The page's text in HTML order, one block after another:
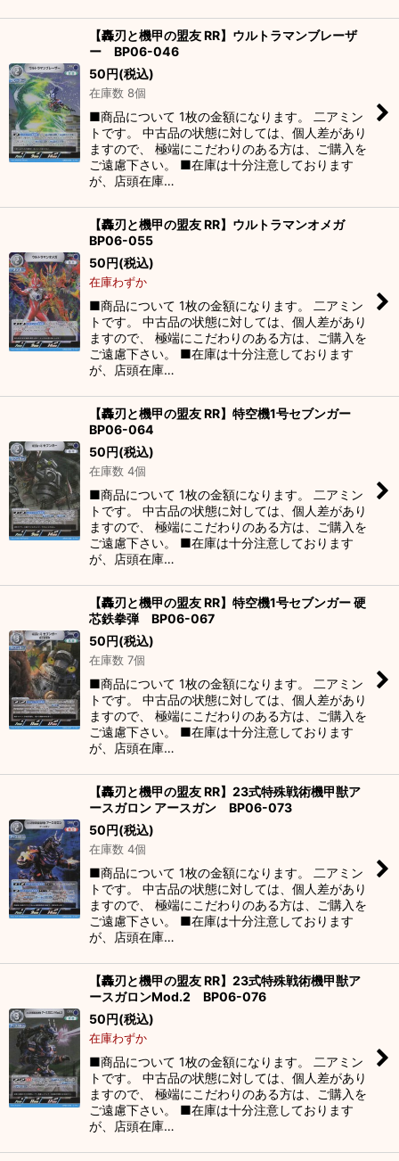
【轟刃と機甲の盟友 RR】ウルトラマンブレーザ
ー BP06-046
50円(税込)
在庫数 8個
■商品について 1枚の金額になります。 二アミン
トです。 中古品の状態に対しては、個人差があり
ますので、 極端にこだわりのある方は、ご購入を
ご遠慮下さい。 ■在庫は十分注意しております
が、店頭在庫…
【轟刃と機甲の盟友 RR】ウルトラマンオメガ
BP06-055
50円(税込)
在庫わずか
■商品について 1枚の金額になります。 二アミン
トです。 中古品の状態に対しては、個人差があり
ますので、 極端にこだわりのある方は、ご購入を
ご遠慮下さい。 ■在庫は十分注意しております
が、店頭在庫…
【轟刃と機甲の盟友 RR】特空機1号セブンガー
BP06-064
50円(税込)
在庫数 4個
■商品について 1枚の金額になります。 二アミン
トです。 中古品の状態に対しては、個人差があり
ますので、 極端にこだわりのある方は、ご購入を
ご遠慮下さい。 ■在庫は十分注意しております
が、店頭在庫…
【轟刃と機甲の盟友 RR】特空機1号セブンガー 硬
芯鉄拳弾 BP06-067
50円(税込)
在庫数 7個
■商品について 1枚の金額になります。 二アミン
トです。 中古品の状態に対しては、個人差があり
ますので、 極端にこだわりのある方は、ご購入を
ご遠慮下さい。 ■在庫は十分注意しております
が、店頭在庫…
【轟刃と機甲の盟友 RR】23式特殊戦術機甲獣ア
ースガロン アースガン BP06-073
50円(税込)
在庫数 4個
■商品について 1枚の金額になります。 二アミン
トです。 中古品の状態に対しては、個人差があり
ますので、 極端にこだわりのある方は、ご購入を
ご遠慮下さい。 ■在庫は十分注意しております
が、店頭在庫…
【轟刃と機甲の盟友 RR】23式特殊戦術機甲獣ア
ースガロンMod.2 BP06-076
50円(税込)
在庫わずか
■商品について 1枚の金額になります。 二アミン
トです。 中古品の状態に対しては、個人差があり
ますので、 極端にこだわりのある方は、ご購入を
ご遠慮下さい。 ■在庫は十分注意しております
が、店頭在庫…